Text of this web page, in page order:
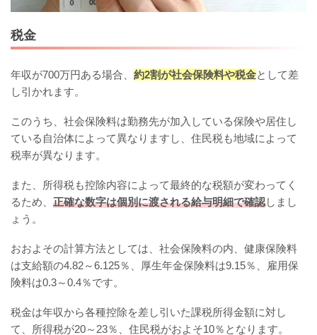
税金
年収が700万円ある場合、 約2割が社会保険料や税金として差
し引かれます。
このうち、社会保険料は勤務先が加入している保険や居住し
ている自治体によって異なりますし、住民税も地域によって
税率が異なります。
また、所得税も控除内容によって最終的な税額が変わってく
るため、 正確な数字は個別に渡される給与明細で確認しまし
ょう。
おおよその計算方法としては、社会保険料の内、健康保険料
は支給額の4.82～6.125％、厚生年金保険料は9.15％、雇用保
険料は0.3～0.4％です。
税金は年収から各種控除を差し引いた課税所得金額に対し
て、所得税が20～23％、住民税がおよそ10％となります。